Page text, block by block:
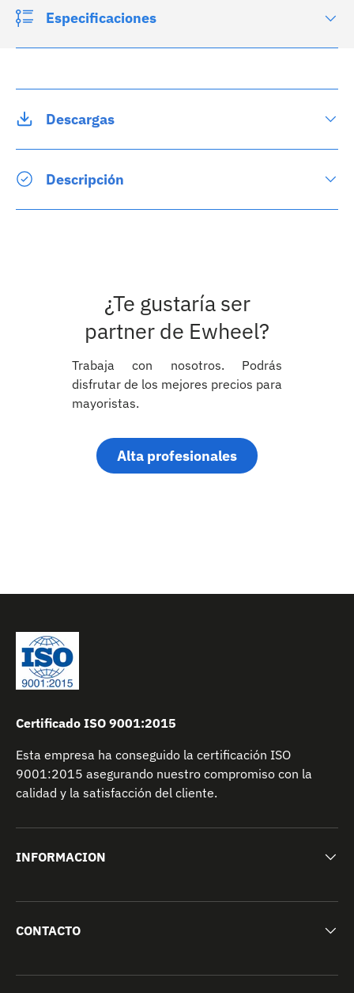
Especificaciones
Descargas
Descripción
¿Te gustaría ser
partner de Ewheel?
Trabaja con nosotros. Podrás
disfrutar de los mejores precios para
mayoristas.
Alta profesionales
Certificado ISO 9001:2015
Esta empresa ha conseguido la certificación ISO
9001:2015 asegurando nuestro compromiso con la
calidad y la satisfacción del cliente.
INFORMACION
CONTACTO